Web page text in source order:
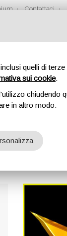
Contattaci
a.s.d.
quelli di
sui cookie.
chiudendo
in altro modo.